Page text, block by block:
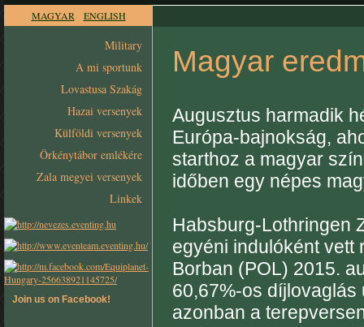
MAGYAR ENGLISH
Military
A mi sportunk
Lovastusa Szakág
Hazai versenyek
Külföldi versenyek
Örkénytábor emlékére
Zala megyei versenyek
Linkek
Join us on Facebook!
Magyar
Augusztus harmadik
Európa-bajnokság,
starthoz a magyar
időben egy népes
Habsburg-Lothringen
egyéni indulóként vett
Borban (POL) 2015.
60,67%-os díjlovaglás
azonban a